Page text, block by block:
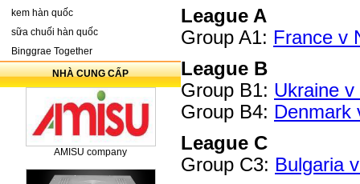
kem hàn quốc
sữa chuối hàn quốc
Binggrae Together
NHÀ CUNG CẤP
AMISU company
League A
Group A1: France v
League B
Group B1: Ukraine
Group B4: Denmark
League C
Group C3: Bulgaria